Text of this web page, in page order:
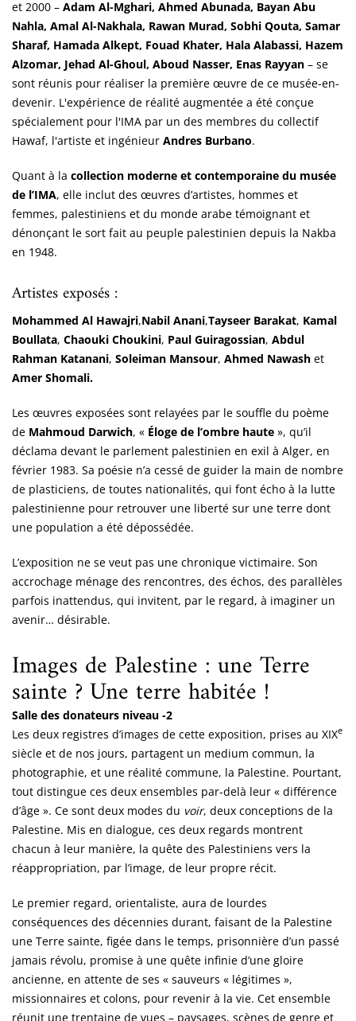
et 2000 – Adam Al-Mghari, Ahmed Abunada, Bayan Abu
Nahla, Amal Al-Nakhala, Rawan Murad, Sobhi Qouta, Samar
Sharaf, Hamada Alkept, Fouad Khater, Hala Alabassi, Hazem
Alzomar, Jehad Al-Ghoul, Aboud Nasser, Enas Rayyan – se
sont réunis pour réaliser la première œuvre de ce musée-en-
devenir. L'expérience de réalité augmentée a été conçue
spécialement pour l'IMA par un des membres du collectif
Hawaf, l'artiste et ingénieur Andres Burbano.
Quant à la collection moderne et contemporaine du musée
de l’IMA, elle inclut des œuvres d’artistes, hommes et
femmes, palestiniens et du monde arabe témoignant et
dénonçant le sort fait au peuple palestinien depuis la Nakba
en 1948.
Artistes exposés :
Mohammed Al Hawajri,Nabil Anani,Tayseer Barakat, Kamal
Boullata, Chaouki Choukini, Paul Guiragossian, Abdul
Rahman Katanani, Soleiman Mansour, Ahmed Nawash et
Amer Shomali.
Les œuvres exposées sont relayées par le souffle du poème
de Mahmoud Darwich, « Éloge de l’ombre haute », qu’il
déclama devant le parlement palestinien en exil à Alger, en
février 1983. Sa poésie n’a cessé de guider la main de nombre
de plasticiens, de toutes nationalités, qui font écho à la lutte
palestinienne pour retrouver une liberté sur une terre dont
une population a été dépossédée.
L’exposition ne se veut pas une chronique victimaire. Son
accrochage ménage des rencontres, des échos, des parallèles
parfois inattendus, qui invitent, par le regard, à imaginer un
avenir… désirable.
Images de Palestine : une Terre
sainte ? Une terre habitée !
Salle des donateurs niveau -2
Les deux registres d’images de cette exposition, prises au XIXe
siècle et de nos jours, partagent un medium commun, la
photographie, et une réalité commune, la Palestine. Pourtant,
tout distingue ces deux ensembles par-delà leur « différence
d’âge ». Ce sont deux modes du voir, deux conceptions de la
Palestine. Mis en dialogue, ces deux regards montrent
chacun à leur manière, la quête des Palestiniens vers la
réappropriation, par l’image, de leur propre récit.
Le premier regard, orientaliste, aura de lourdes
conséquences des décennies durant, faisant de la Palestine
une Terre sainte, figée dans le temps, prisonnière d’un passé
jamais révolu, promise à une quête infinie d’une gloire
ancienne, en attente de ses « sauveurs « légitimes »,
missionnaires et colons, pour revenir à la vie. Cet ensemble
réunit une trentaine de vues – paysages, scènes de genre et